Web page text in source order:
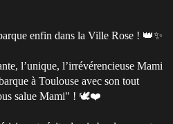
enfin dans la Ville Rose ! 👑✨
l’unique, l’irrévérencieuse Mami
à Toulouse avec son tout
salue Mami" ! 🕊️❤️